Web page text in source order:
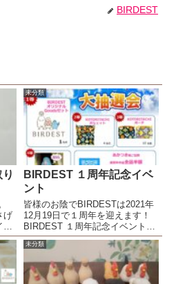
BIRDEST
げ
ズ
未分類
BIRDEST １周年記念イベ
ント
皆様のお陰でBIRDESTは2021年
12月19日で１周年を迎えます！
BIRDEST １周年記念イベントを
2021年12月17(金)～19日(日)まで
の３日間で行いますので皆様是
非、足をお運びください＼(^o^)
／
未分類